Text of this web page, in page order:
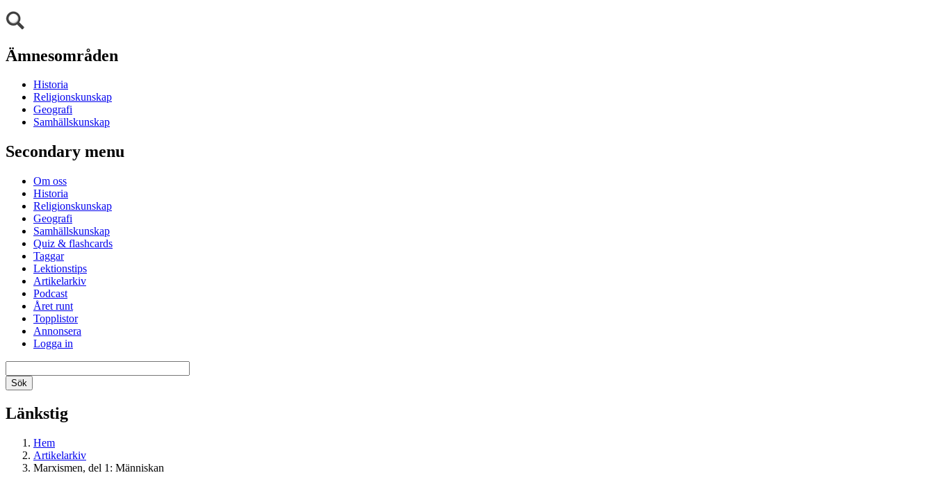
Ämnesområden
Historia
Religionskunskap
Geografi
Samhällskunskap
Secondary menu
Om oss
Historia
Religionskunskap
Geografi
Samhällskunskap
Quiz & flashcards
Taggar
Lektionstips
Artikelarkiv
Podcast
Året runt
Topplistor
Annonsera
Logga in
Länkstig
Hem
Artikelarkiv
Marxismen, del 1: Människan